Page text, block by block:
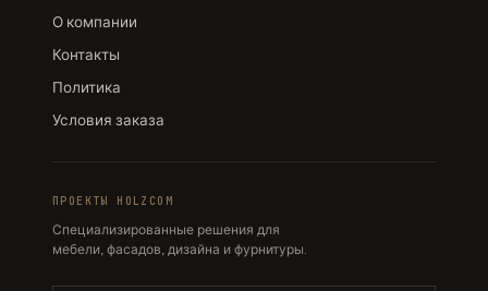
О компании
Контакты
Политика
Условия заказа
ПРОЕКТЫ HOLZCOM
Специализированные решения для
мебели, фасадов, дизайна и фурнитуры.